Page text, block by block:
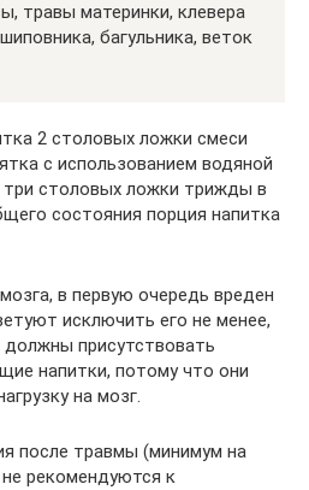
травы материнки, клевера
багульника, веток
2 столовых ложки смеси
с использованием водяной
столовых ложки трижды в
состояния порция напитка
в первую очередь вреден
исключить его не менее,
должны присутствовать
напитки, потому что они
на мозг.
после травмы (минимум на
не рекомендуются к